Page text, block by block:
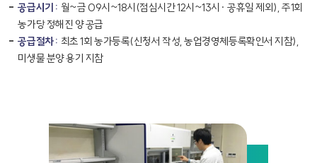
공급시기 : 월~금 09시~18시(점심시간 12시~13시· 공휴일 제외), 주1회
농가당 정해진 양 공급
공급절차 : 최초 1회 농가등록(신청서 작성, 농업경영체등록확인서 지참),
미생물 분양 용기 지참